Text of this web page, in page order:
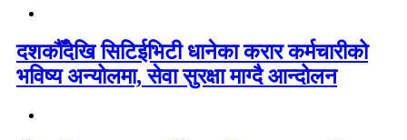
दशकौँदेखि सिटिईभिटी धानेका करार कर्मचारीको
भविष्य अन्योलमा, सेवा सुरक्षा माग्दै आन्दोलन